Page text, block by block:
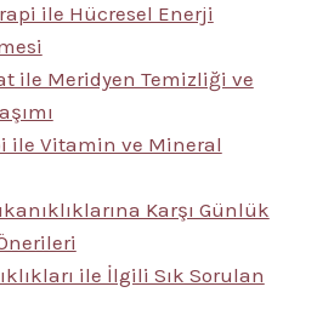
ile Hücresel Enerji
ile Meridyen Temizliği ve
ile Vitamin ve Mineral
Karşı Günlük
ile İlgili Sık Sorulan